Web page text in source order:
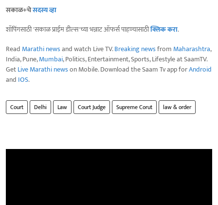
सकाळ+चेसदस्य व्हा
शॉपिंगसाठी 'सकाळ प्राईम डील्स'च्या भन्नाट ऑफर्स पाहण्यासाठीक्लिक करा.
Read Marathi newsand watch Live TV.Breaking newsfrom Maharashtra,
India, Pune,Mumbai, Politics, Entertainment, Sports, Lifestyle at SaamTV.
GetLive Marathi newson Mobile. Download the Saam Tv app forAndroid
and IOS.
Court Delhi Law Court Judge Supreme Corut law & order